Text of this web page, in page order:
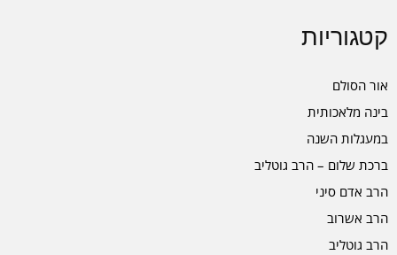
קטגוריות
אור הסולם
בינה מלאכותית
במעגלות השנה
ברכת שלום – הרב גוטליב
הרב אדם סיני
הרב אשרוב
הרב גוטליב